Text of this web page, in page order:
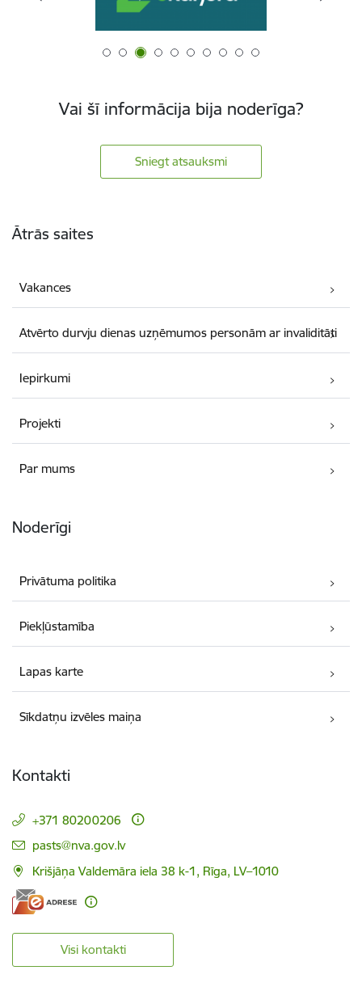
Vai šī informācija bija noderīga?
Sniegt atsauksmi
Ātrās saites
Vakances
Atvērto durvju dienas uzņēmumos personām ar invaliditāti
Iepirkumi
Projekti
Par mums
Noderīgi
Privātuma politika
Piekļūstamība
Lapas karte
Sīkdatņu izvēles maiņa
Kontakti
+371 80200206
E-pasts:
pasts@nva.gov.lv
Krišjāņa Valdemāra iela 38 k-1, Rīga, LV–1010
Visi kontakti